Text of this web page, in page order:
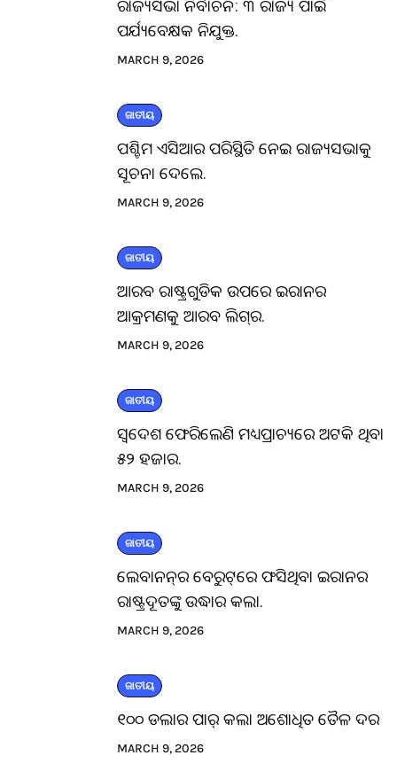
ରାଜ୍ୟସଭା ନିର୍ବାଚନ: ୩ ରାଜ୍ୟ ପାଇଁ
ପର୍ଯ୍ୟବେକ୍ଷକ ନିଯୁକ୍ତ.
MARCH 9, 2026
ଜାତୀୟ
ପଶ୍ଚିମ ଏସିଆର ପରିସ୍ଥିତି ନେଇ ରାଜ୍ୟସଭାକୁ
ସୂଚନା ଦେଲେ.
MARCH 9, 2026
ଜାତୀୟ
ଆରବ ରାଷ୍ଟ୍ରଗୁଡିକ ଉପରେ ଇରାନର
ଆକ୍ରମଣକୁ ଆରବ ଲିଗ୍‌ର.
MARCH 9, 2026
ଜାତୀୟ
ସ୍ବଦେଶ ଫେରିଲେଣି ମଧ୍ୟପ୍ରାଚ୍ୟରେ ଅଟକି ଥିବା
୫୨ ହଜାର.
MARCH 9, 2026
ଜାତୀୟ
ଲେବାନନ୍‌ର ବେରୁଟ୍‌ରେ ଫସିଥିବା ଇରାନର
ରାଷ୍ଟ୍ରଦୂତଙ୍କୁ ଉଦ୍ଧାର କଲା.
MARCH 9, 2026
ଜାତୀୟ
୧୦୦ ଡଲାର ପାର୍ କଲା ଅଶୋଧିତ ତୈଳ ଦର
MARCH 9, 2026